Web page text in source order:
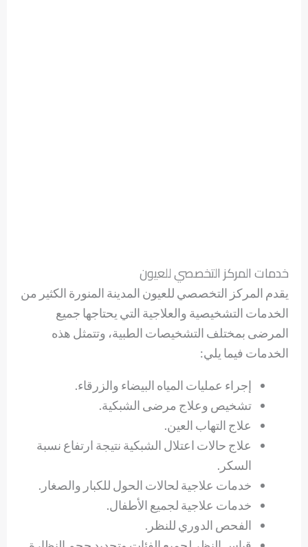
خدمات المركز التخصصي للعيون
يقدم المركز التخصصي للعيون المدينة المنورة الكثير من
الخدمات التشخيصية والعلاجية التي يحتاجها جميع
المرضى بمختلف التشخيصات الطبية، وتتمثل هذه
الخدمات فيما يلي:
إجراء عمليات المياه البيضاء والزرقاء.
تشخيص وعلاج مرضى الشبكية.
علاج التهاب العين.
علاج حالات اعتلال الشبكية نتيجة ارتفاع نسبة
السكر.
خدمات علاجية لحالات الحول للكبار والصغار.
خدمات علاجية لجميع الأطفال.
الفحص الدوري للنظر.